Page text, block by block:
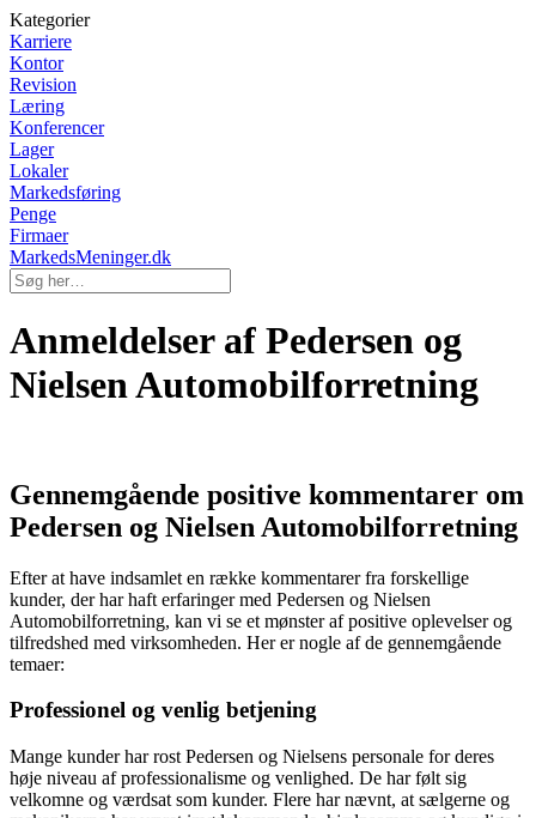
Kategorier
Karriere
Kontor
Revision
Læring
Konferencer
Lager
Lokaler
Markedsføring
Penge
Firmaer
MarkedsMeninger.dk
Anmeldelser af Pedersen og
Nielsen Automobilforretning
Gennemgående positive kommentarer om
Pedersen og Nielsen Automobilforretning
Efter at have indsamlet en række kommentarer fra forskellige
kunder, der har haft erfaringer med Pedersen og Nielsen
Automobilforretning, kan vi se et mønster af positive oplevelser og
tilfredshed med virksomheden. Her er nogle af de gennemgående
temaer:
Professionel og venlig betjening
Mange kunder har rost Pedersen og Nielsens personale for deres
høje niveau af professionalisme og venlighed. De har følt sig
velkomne og værdsat som kunder. Flere har nævnt, at sælgerne og